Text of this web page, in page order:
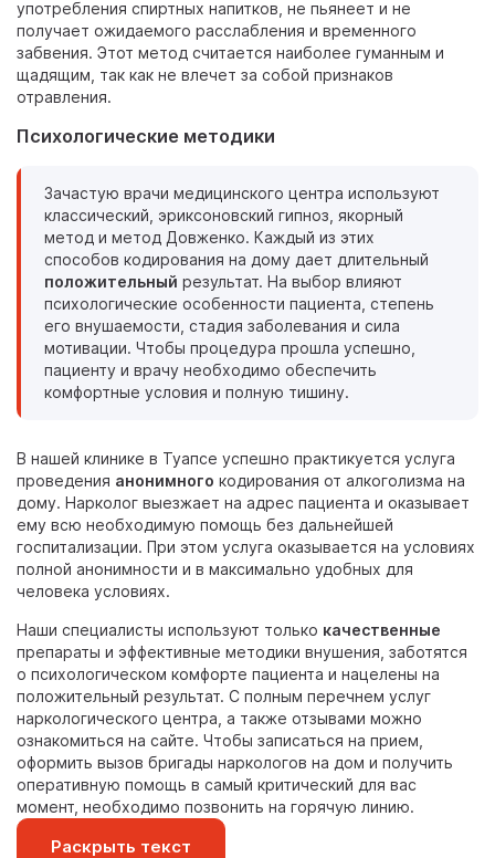
употребления спиртных напитков, не пьянеет и не
получает ожидаемого расслабления и временного
забвения. Этот метод считается наиболее гуманным и
щадящим, так как не влечет за собой признаков
отравления.
Психологические методики
Зачастую врачи медицинского центра используют
классический, эриксоновский гипноз, якорный
метод и метод Довженко. Каждый из этих
способов кодирования на дому дает длительный
положительный результат. На выбор влияют
психологические особенности пациента, степень
его внушаемости, стадия заболевания и сила
мотивации. Чтобы процедура прошла успешно,
пациенту и врачу необходимо обеспечить
комфортные условия и полную тишину.
В нашей клинике в Туапсе успешно практикуется услуга
проведения анонимного кодирования от алкоголизма на
дому. Нарколог выезжает на адрес пациента и оказывает
ему всю необходимую помощь без дальнейшей
госпитализации. При этом услуга оказывается на условиях
полной анонимности и в максимально удобных для
человека условиях.
Наши специалисты используют только качественные
препараты и эффективные методики внушения, заботятся
о психологическом комфорте пациента и нацелены на
положительный результат. С полным перечнем услуг
наркологического центра, а также отзывами можно
ознакомиться на сайте. Чтобы записаться на прием,
оформить вызов бригады наркологов на дом и получить
оперативную помощь в самый критический для вас
момент, необходимо позвонить на горячую линию.
Раскрыть текст